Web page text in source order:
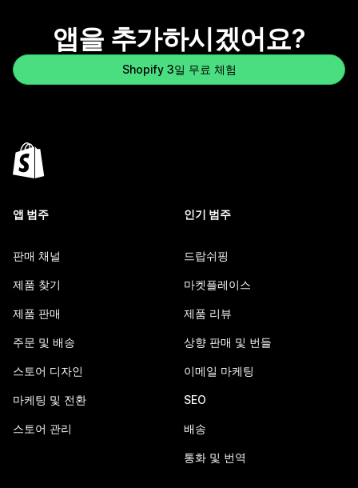
앱을 추가하시겠어요?
Shopify 3일 무료 체험
앱 범주
판매 채널
제품 찾기
제품 판매
주문 및 배송
스토어 디자인
마케팅 및 전환
스토어 관리
인기 범주
드랍쉬핑
마켓플레이스
제품 리뷰
상향 판매 및 번들
이메일 마케팅
SEO
배송
통화 및 번역